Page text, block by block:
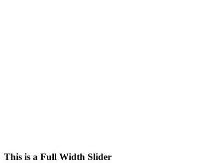
This is a Full Width Slider